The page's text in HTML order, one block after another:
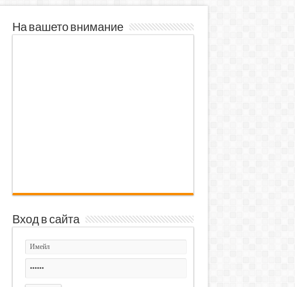
На вашето внимание
Вход в сайта